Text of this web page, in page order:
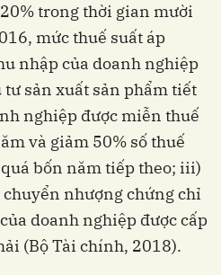
trong thời gian mười
mức thuế suất áp
nhập của doanh nghiệp
sản xuất sản phẩm tiết
nghiệp được miễn thuế
và giảm 50% số thuế
bốn năm tiếp theo; iii)
nhượng chứng chỉ
doanh nghiệp được cấp
(Bộ Tài chính, 2018).